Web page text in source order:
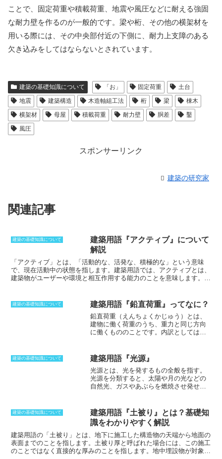
ことで、固定荷重や積載荷重、地震や風圧などに耐える強固
な耐力壁を作るのが一般的です。梁や桁、その他の横架材を
用いる際には、その中央部付近の下側に、耐力上支障のある
欠き込みをしてはならないとされています。
建築の基礎知識について 「お」 固定荷重
土台
地震
建築構造 木造軸組工法 桁 梁
棟木
横架材
母屋 積載荷重 耐力壁 胴差
鑿
風圧
スポンサーリンク
建築の研究家
関連記事
建築の基礎知識について
建築用語『アクティブ』について
解説
「アクティブ」 とは、「活動的な、活発な、積極的な」という意味
で、現在活動中の状態を指します。建築用語では、アクティブとは、
建築物がユーザーや環境と相互作用する能力のことを意味します。こ
は、ユーザーのニーズに合わせて光量や色温度を調整することができ
る照明のことです。これにより、ユーザーにとってより快適な環境を
作り出すことができます。アクティブな換気は、室内の空気の流れを
制御することができる換気システムのことです。これにより、室内に
新鮮な空気を供給し、汚染された空気を排出することができます。ア
ティブな建物のメリットは、ユーザーにとってより快適な環境を作り
に合わせて光量や色温度を調整することができるため、ユーザーにと
ってより快適な環境を作り出すことができます。アクティブな換気
は、室内の空気の流れを制御することができるため、室内に新鮮な空
とってより快適な環境を作り出すことができます。
建築の基礎知識について 建築用語『鉛直荷重』ってなに？
鉛直荷重（えんちょくかじゅう）とは、
建物に働く荷重のうち、重力と同じ方向
に働くもののことです。内訳としては、
これに対して建物の横方向にかかる荷重
を水平荷重と言い、地震力や風圧力など
がこれに相当します。この鉛直荷重は、
建物自体の重さ、建物内にいる人の体
重、家具などの重さに加え、雪などの積
建築の基礎知識について 建築用語『光源』
光源とは、光を発するもの全般を指す。
光源を分類すると、太陽や月の光などの
自然光、ガスやあぶらを燃焼させ発せら
現代の建築で燃焼発光が、室内の明かり
に取り入れられることは極めてまれで、
通常は人工光である電灯や、窓からの自
然光を使う。住宅照明に使われる光源と
しては、近年は白熱電球よりも省エネル
ギー性を考えた蛍光ランプや、LEDなど
建築の基礎知識について
建築用語『土被り』とは？基礎知
識をわかりやすく解説
建築用語の「土被り 」とは、地下に施工した構造物の天端から地面の
表面までのことを指します。 土被り厚と呼ばれた場合には、この施工
のことではなく直接的な厚みのことを指します。地中埋設物が対象と